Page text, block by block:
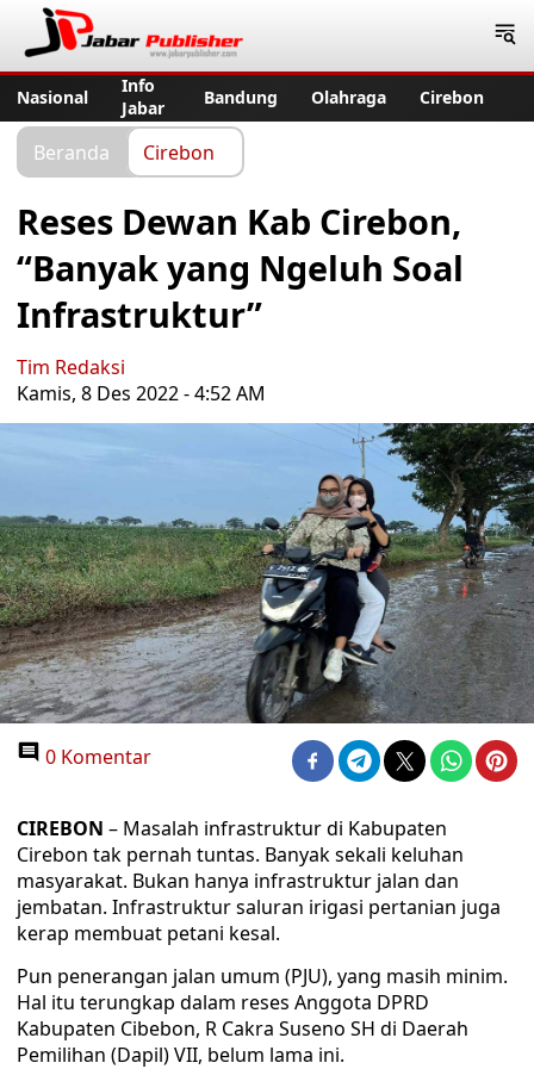
Nasional
Info
Jabar
Bandung Olahraga Cirebon
Beranda Cirebon
Reses Dewan Kab Cirebon,
“Banyak yang Ngeluh Soal
Infrastruktur”
Tim Redaksi
Kamis, 8 Des 2022 - 4:52 AM
0 Komentar
CIREBON – Masalah infrastruktur di Kabupaten
Cirebon tak pernah tuntas. Banyak sekali keluhan
masyarakat. Bukan hanya infrastruktur jalan dan
jembatan. Infrastruktur saluran irigasi pertanian juga
kerap membuat petani kesal.
Pun penerangan jalan umum (PJU), yang masih minim.
Hal itu terungkap dalam reses Anggota DPRD
Kabupaten Cibebon, R Cakra Suseno SH di Daerah
Pemilihan (Dapil) VII, belum lama ini.